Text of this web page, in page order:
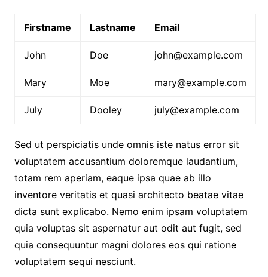
Firstname Lastname Email
John Doe john@example.com
Mary Moe mary@example.com
July Dooley july@example.com
Sed ut perspiciatis unde omnis iste natus error sit
voluptatem accusantium doloremque laudantium,
totam rem aperiam, eaque ipsa quae ab illo
inventore veritatis et quasi architecto beatae vitae
dicta sunt explicabo. Nemo enim ipsam voluptatem
quia voluptas sit aspernatur aut odit aut fugit, sed
quia consequuntur magni dolores eos qui ratione
voluptatem sequi nesciunt.